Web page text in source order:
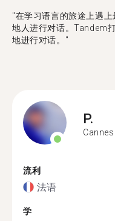
"在学习语言的旅途上遇
地人进行对话。Tandem
地进行对话。"
P.
Cannes
流利
法语
学